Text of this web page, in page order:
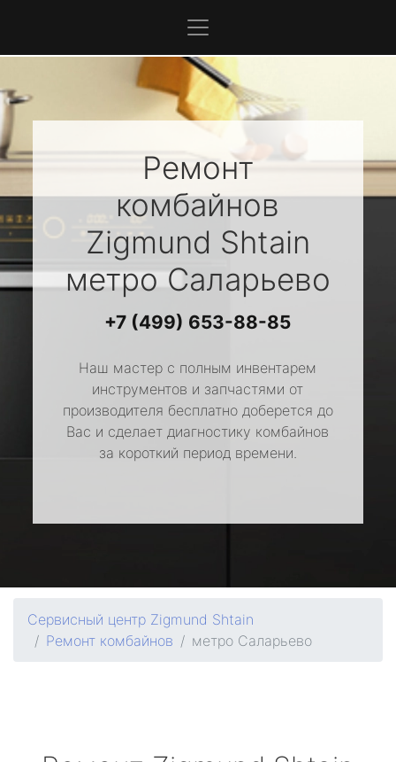
Ремонт
комбайнов
Zigmund Shtain
метро Саларьево
+7 (499) 653-88-85
Наш мастер с полным инвентарем
инструментов и запчастями от
производителя бесплатно доберется до
Вас и сделает диагностику комбайнов
за короткий период времени.
Сервисный центр Zigmund Shtain
Ремонт комбайнов
метро Саларьево